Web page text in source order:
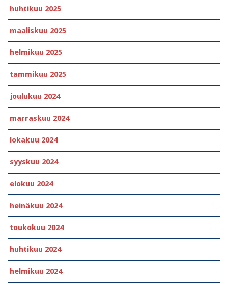
huhtikuu 2025
maaliskuu 2025
helmikuu 2025
tammikuu 2025
joulukuu 2024
marraskuu 2024
lokakuu 2024
syyskuu 2024
elokuu 2024
heinäkuu 2024
toukokuu 2024
huhtikuu 2024
helmikuu 2024